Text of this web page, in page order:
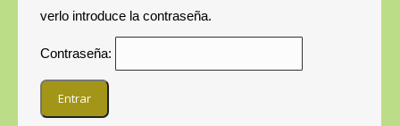
verlo introduce la contraseña.
Contraseña: